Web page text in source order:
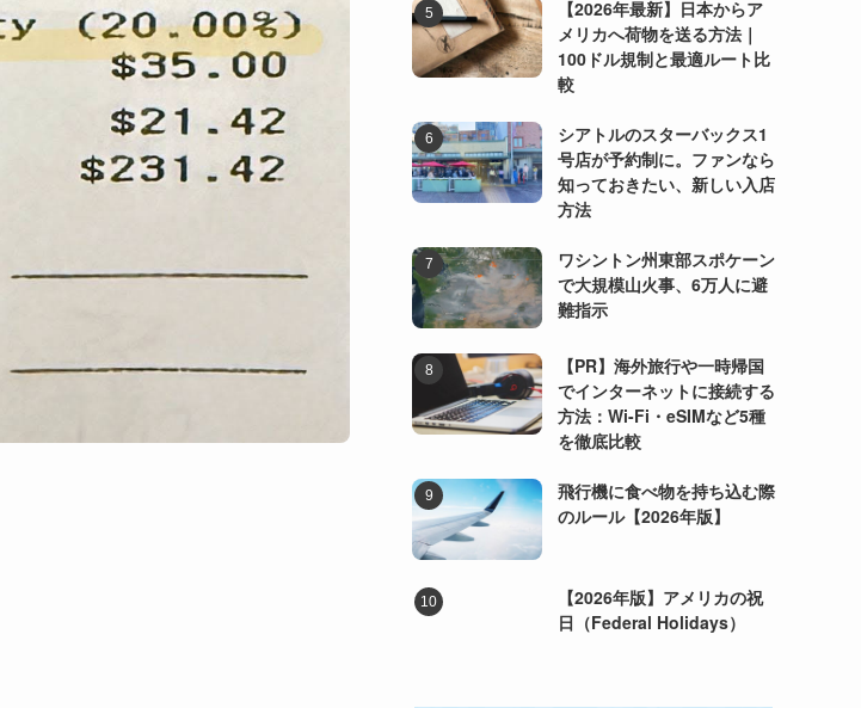
【2026年最新】日本からア
メリカへ荷物を送る方法｜
100ドル規制と最適ルート比
較
シアトルのスターバックス1
号店が予約制に。ファンなら
知っておきたい、新しい入店
方法
ワシントン州東部スポケーン
で大規模山火事、6万人に避
難指示
【PR】海外旅行や一時帰国
でインターネットに接続する
方法：Wi-Fi・eSIMなど5種
を徹底比較
飛行機に食べ物を持ち込む際
のルール【2026年版】
【2026年版】アメリカの祝
日（Federal Holidays）